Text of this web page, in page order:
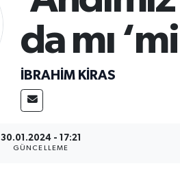
da mı
İBRAHIM KİRAS
30.01.2024 - 17:21
GÜNCELLEME